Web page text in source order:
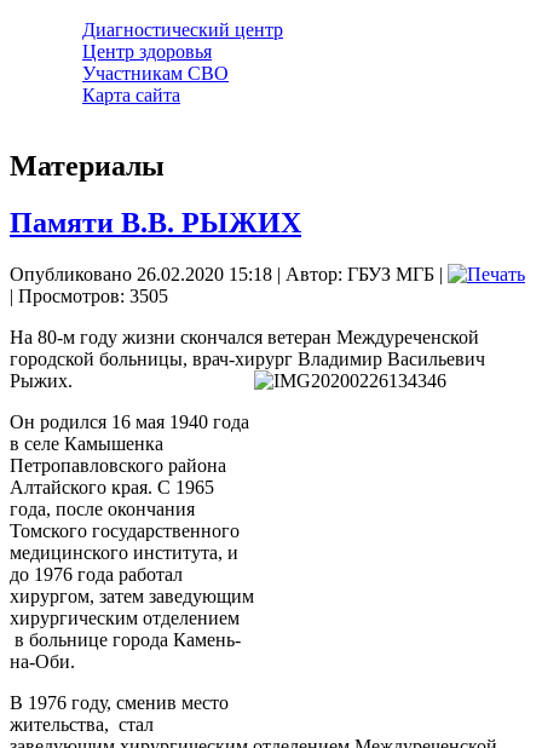
Диагностический центр
Центр здоровья
Участникам СВО
Карта сайта
Материалы
Памяти В.В. РЫЖИХ
Опубликовано 26.02.2020 15:18 | Автор: ГБУЗ МГБ |
| Просмотров: 3505
На 80-м году жизни скончался ветеран Междуреченской
городской больницы, врач-хирург Владимир Васильевич
Рыжих.
Он родился 16 мая 1940 года
в селе Камышенка
Петропавловского района
Алтайского края. С 1965
года, после окончания
Томского государственного
медицинского института, и
до 1976 года работал
хирургом, затем заведующим
хирургическим отделением
в больнице города Камень-
на-Оби.
В 1976 году, сменив место
жительства, стал